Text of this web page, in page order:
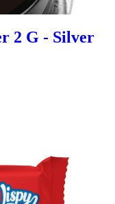
2 G - Silver